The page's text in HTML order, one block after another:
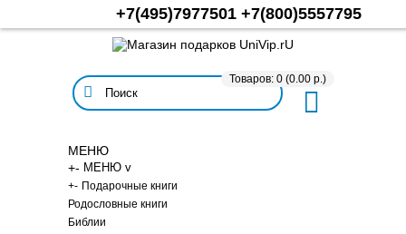
+7(495)7977501 +7(800)5557795
Товаров: 0 (0.00 р.)
МЕНЮ
+- МЕНЮ v
+- Подарочные книги
Родословные книги
Библии